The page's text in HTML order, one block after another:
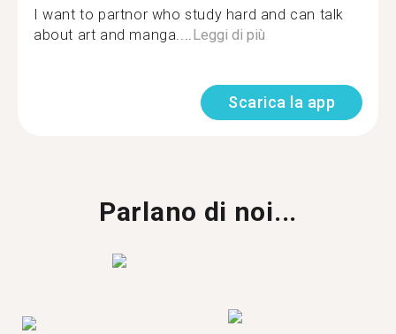
I want to partnor who study hard and can talk
about art and manga....Leggi di più
Scarica la app
Parlano di noi...